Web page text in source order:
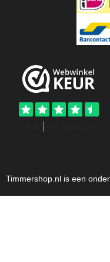
Timmershop.nl is een